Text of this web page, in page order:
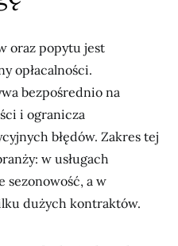
oraz popytu jest
opłacalności.
bezpośrednio na
i ogranicza
błędów. Zakres tej
w usługach
sezonowość, a w
dużych kontraktów.